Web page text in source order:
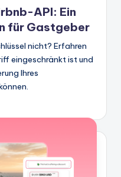
API: Ein
für Gastgeber
nicht? Erfahren
eingeschränkt ist und
Ihres